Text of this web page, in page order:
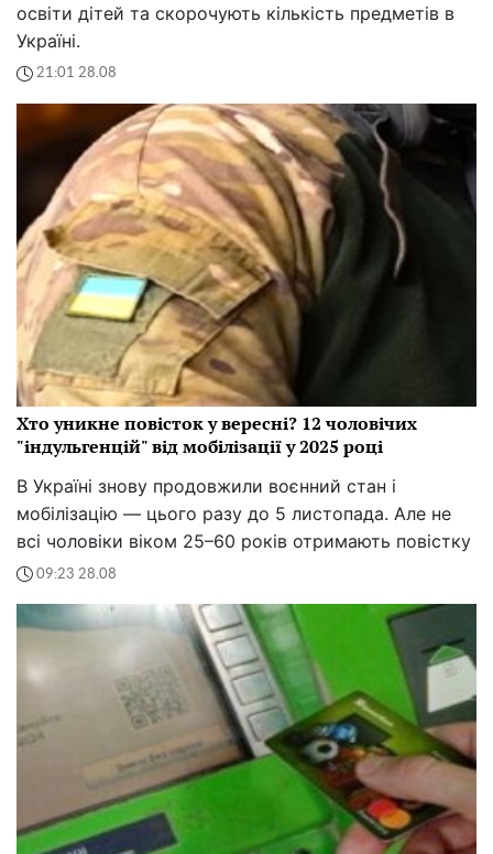
освіти дітей та скорочують кількість предметів в
Україні.
21:01 28.08
Хто уникне повісток у вересні? 12 чоловічих
"індульгенцій" від мобілізації у 2025 році
В Україні знову продовжили воєнний стан і
мобілізацію — цього разу до 5 листопада. Але не
всі чоловіки віком 25–60 років отримають повістку
09:23 28.08